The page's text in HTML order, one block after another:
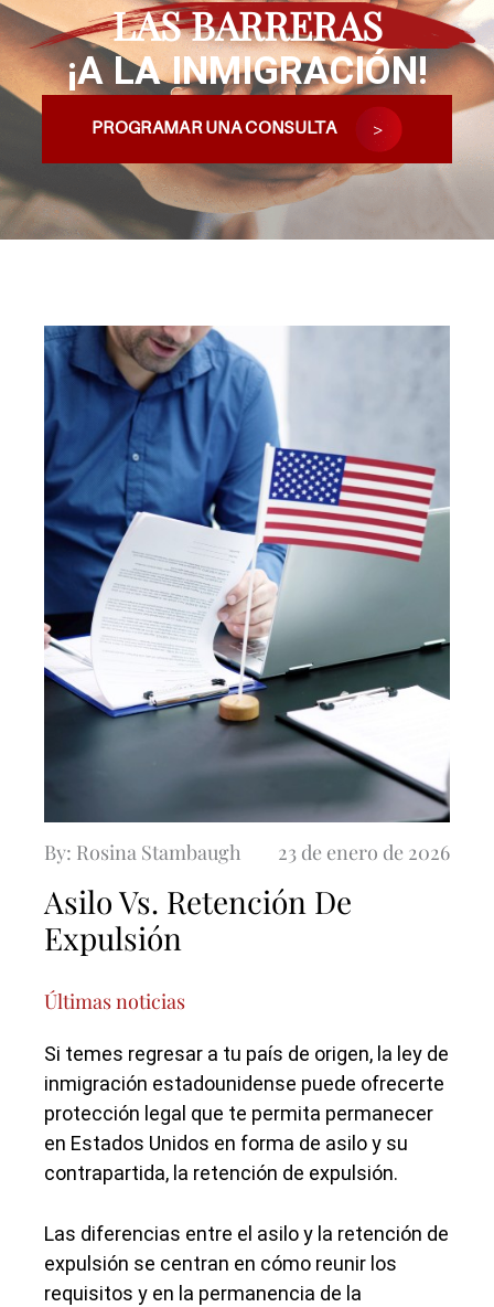
LAS BARRERAS
¡A LA INMIGRACIÓN!
PROGRAMAR UNA CONSULTA
By: Rosina Stambaugh 23 de enero de 2026
Asilo Vs. Retención De
Expulsión
Últimas noticias
Si temes regresar a tu país de origen, la ley de
inmigración estadounidense puede ofrecerte
protección legal que te permita permanecer
en Estados Unidos en forma de asilo y su
contrapartida, la retención de expulsión.
Las diferencias entre el asilo y la retención de
expulsión se centran en cómo reunir los
requisitos y en la permanencia de la